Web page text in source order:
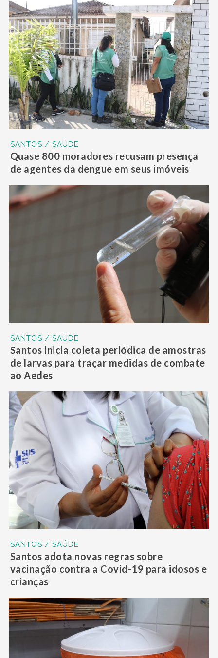
SANTOS / SAÚDE
Quase 800 moradores recusam presença
de agentes da dengue em seus imóveis
SANTOS / SAÚDE
Santos inicia coleta periódica de amostras
de larvas para traçar medidas de combate
ao Aedes
SANTOS / SAÚDE
Santos adota novas regras sobre
vacinação contra a Covid-19 para idosos e
crianças